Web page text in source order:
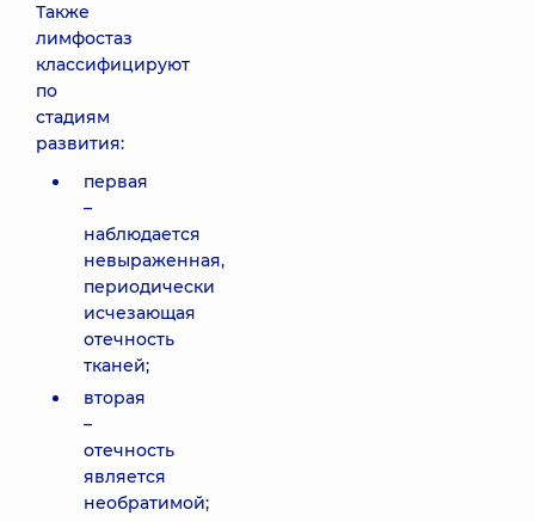
Также
лимфостаз
классифицируют
по
стадиям
развития:
первая
–
наблюдается
невыраженная,
периодически
исчезающая
отечность
тканей;
вторая
–
отечность
является
необратимой;